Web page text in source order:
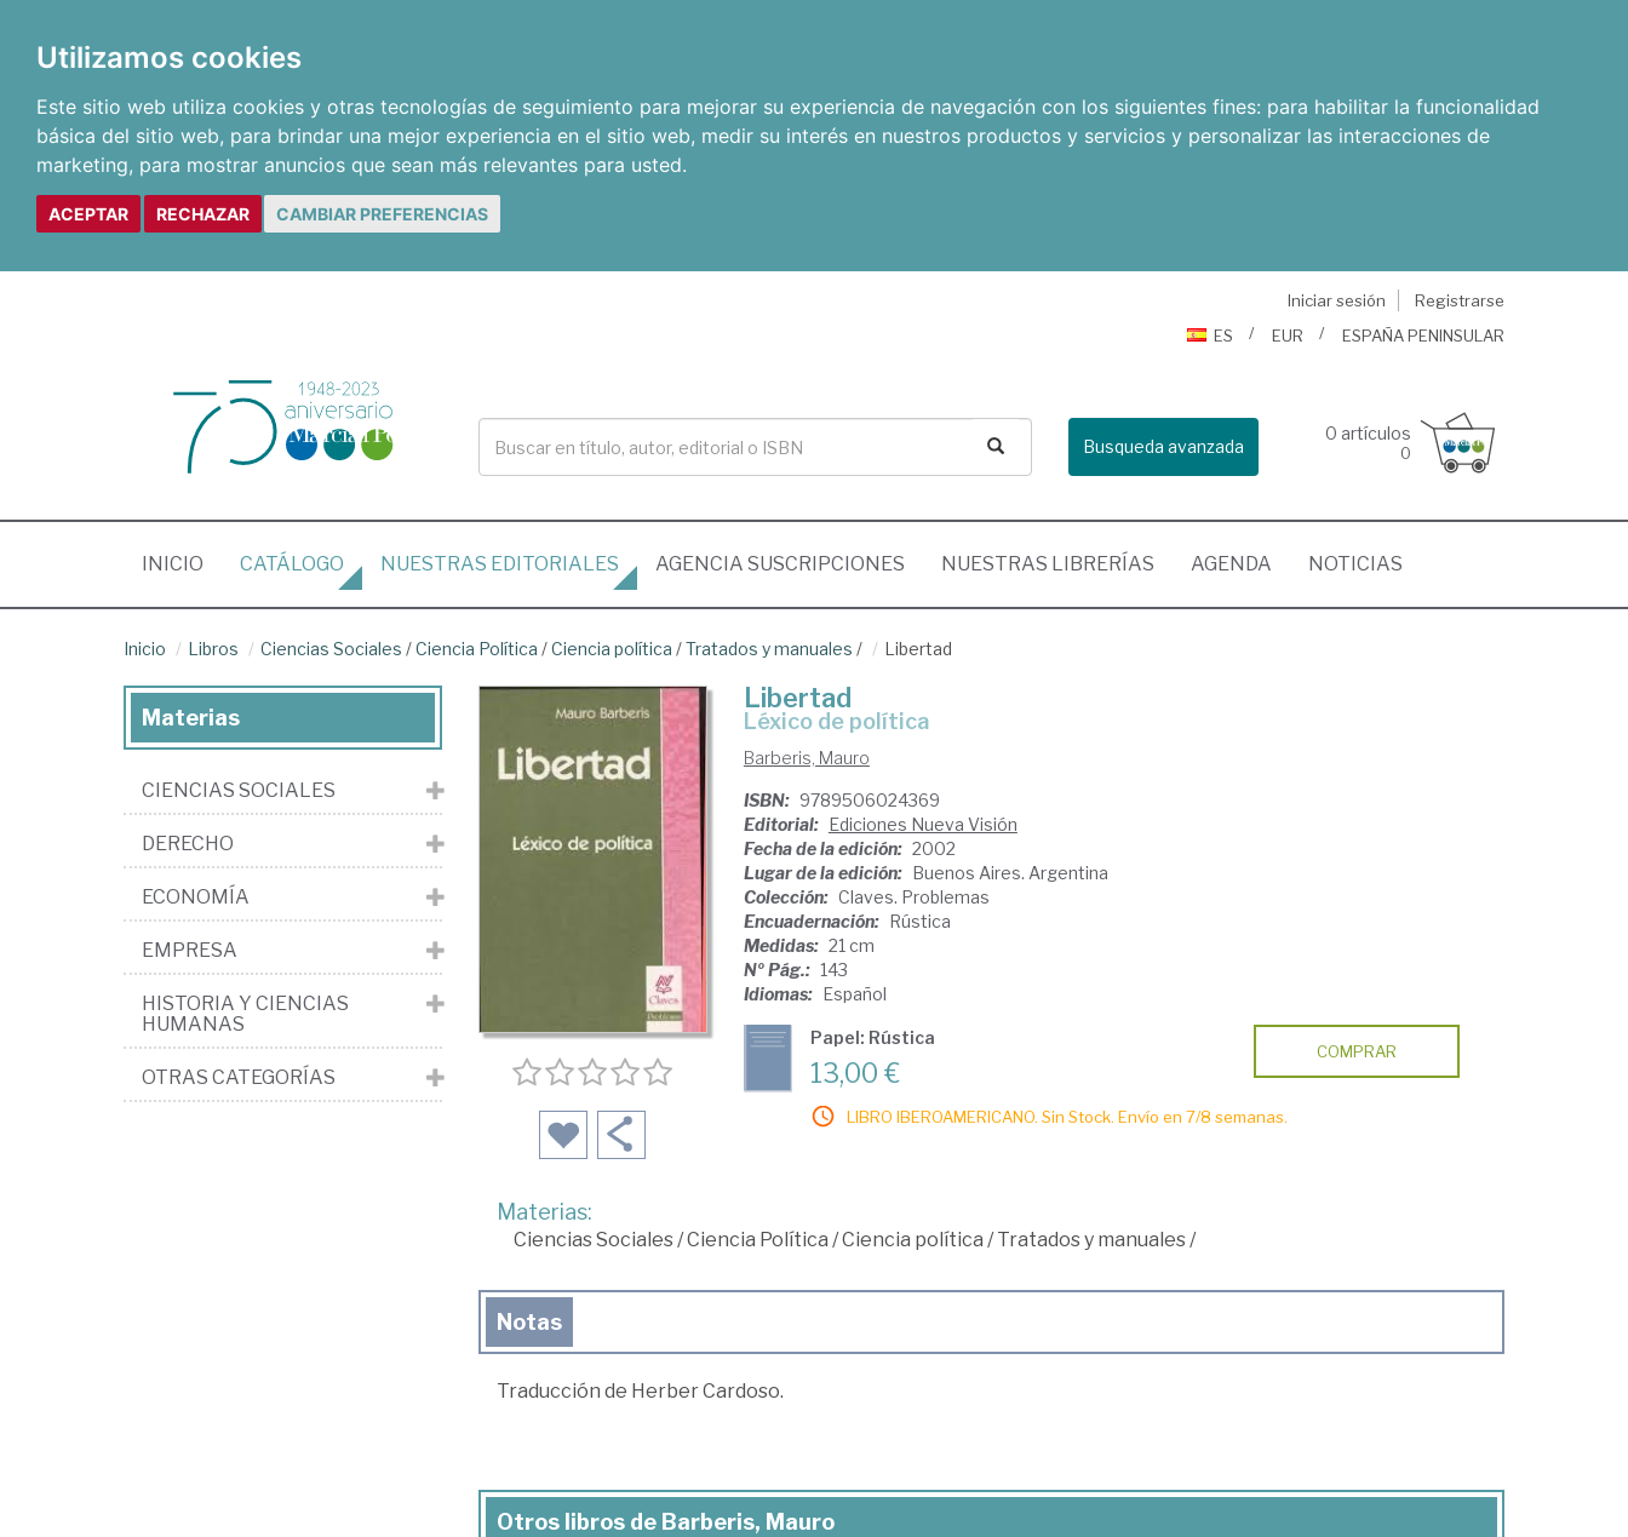
Utilizamos cookies
Este sitio web utiliza cookies y otras tecnologías de seguimiento para mejorar su experiencia de navegación con los siguientes fines: para habilitar la funcionalidad
básica del sitio web, para brindar una mejor experiencia en el sitio web, medir su interés en nuestros productos y servicios y personalizar las interacciones de
marketing, para mostrar anuncios que sean más relevantes para usted.
ACEPTAR RECHAZAR CAMBIAR PREFERENCIAS
Iniciar sesión
Registrarse
ES
EUR ESPAÑA PENINSULAR
Busqueda avanzada
0 artículos
0
INICIO (CURRENT)
CATÁLOGO NUESTRAS EDITORIALES AGENCIA SUSCRIPCIONES NUESTRAS LIBRERÍAS AGENDA NOTICIAS
Inicio Libros Ciencias Sociales /Ciencia Política /Ciencia política /Tratados y manuales / Libertad
Libertad
léxico de política
Barberis, Mauro
ISBN: 9789506024369
Editorial: Ediciones Nueva Visión
Fecha de la edición: 2002
Lugar de la edición: Buenos Aires. Argentina
Colección: Claves. Problemas
Encuadernación: Rústica
Medidas: 21 cm
Nº Pág.: 143
Idiomas: Español
Papel: Rústica
13,00 €
LIBRO IBEROAMERICANO. Sin Stock. Envío en 7/8 semanas.
COMPRAR
Materias:
Ciencias Sociales/Ciencia Política /Ciencia política /Tratados y manuales/
Notas
Traducción de Herber Cardoso.
Otros libros de Barberis, Mauro
Materias
CIENCIAS SOCIALES
DERECHO
ECONOMÍA
EMPRESA
HISTORIA Y CIENCIAS
HUMANAS
OTRAS CATEGORÍAS